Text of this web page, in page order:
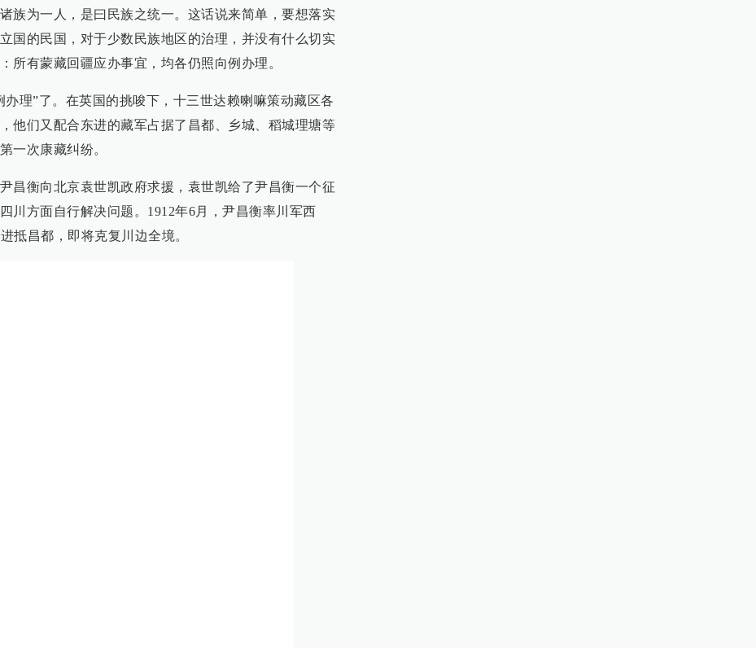
族为一人，是曰民族之统一。这话说来简单，要想落实
国的民国，对于少数民族地区的治理，并没有什么切实
所有蒙藏回疆应办事宜，均各仍照向例办理。
理”了。在英国的挑唆下，十三世达赖喇嘛策动藏区各
他们又配合东进的藏军占据了昌都、乡城、稻城理塘等
一次康藏纠纷。
昌衡向北京袁世凯政府求援，袁世凯给了尹昌衡一个征
川方面自行解决问题。1912年6月，尹昌衡率川军西
抵昌都，即将克复川边全境。